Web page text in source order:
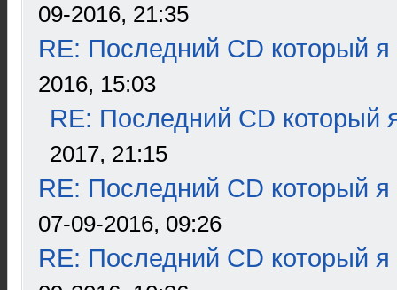
09-2016, 21:35
RE: Последний CD который я
2016, 15:03
RE: Последний CD который
2017, 21:15
RE: Последний CD который я
07-09-2016, 09:26
RE: Последний CD который я